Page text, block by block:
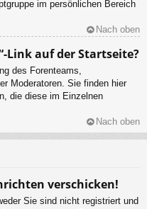
im persönlichen Bereich
Nach oben
Link auf der Startseite?
des Forenteams,
Moderatoren. Sie finden hier
die diese im Einzelnen
Nach oben
verschicken!
Sie sind nicht registriert und